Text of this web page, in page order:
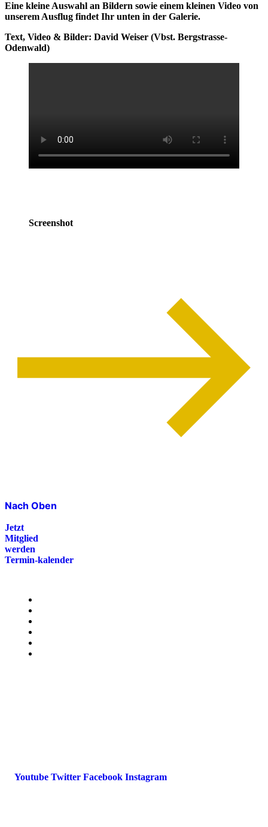
Eine kleine Auswahl an Bildern sowie einem kleinen Video von
unserem Ausflug findet Ihr unten in der Galerie.
Text, Video & Bilder: David Weiser (Vbst. Bergstrasse-
Odenwald)
Screenshot
Nach Oben
Jetzt
Mitglied
werden
Termin-kalender
Menü
Youtube Twitter Facebook Instagram